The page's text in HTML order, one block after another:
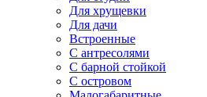
Для хрущевки
Для дачи
Встроенные
С антресолями
С барной стойкой
С островом